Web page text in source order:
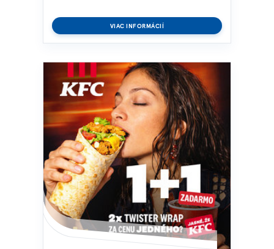
VIAC INFORMÁCIÍ